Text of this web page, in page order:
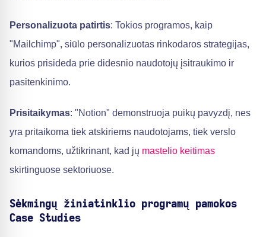
Personalizuota patirtis: Tokios programos, kaip
"Mailchimp", siūlo personalizuotas rinkodaros strategijas,
kurios prisideda prie didesnio naudotojų įsitraukimo ir
pasitenkinimo.
Prisitaikymas: "Notion" demonstruoja puikų pavyzdį, nes
yra pritaikoma tiek atskiriems naudotojams, tiek verslo
komandoms, užtikrinant, kad jų mastelio keitimas
skirtinguose sektoriuose.
Sėkmingų žiniatinklio programų pamokos
Case Studies